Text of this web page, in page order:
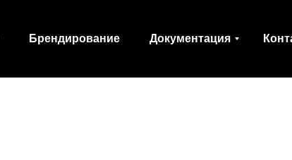
Брендирование Документация